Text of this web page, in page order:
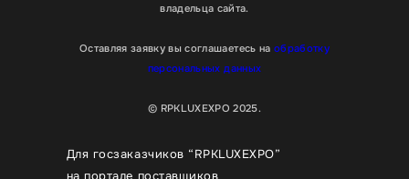
владельца сайта.
Оставляя заявку вы соглашаетесь на обработку
персональных данных
© RPKLUXEXPO 2025.
Для госзаказчиков “RPKLUXEXPO”
на портале поставщиков